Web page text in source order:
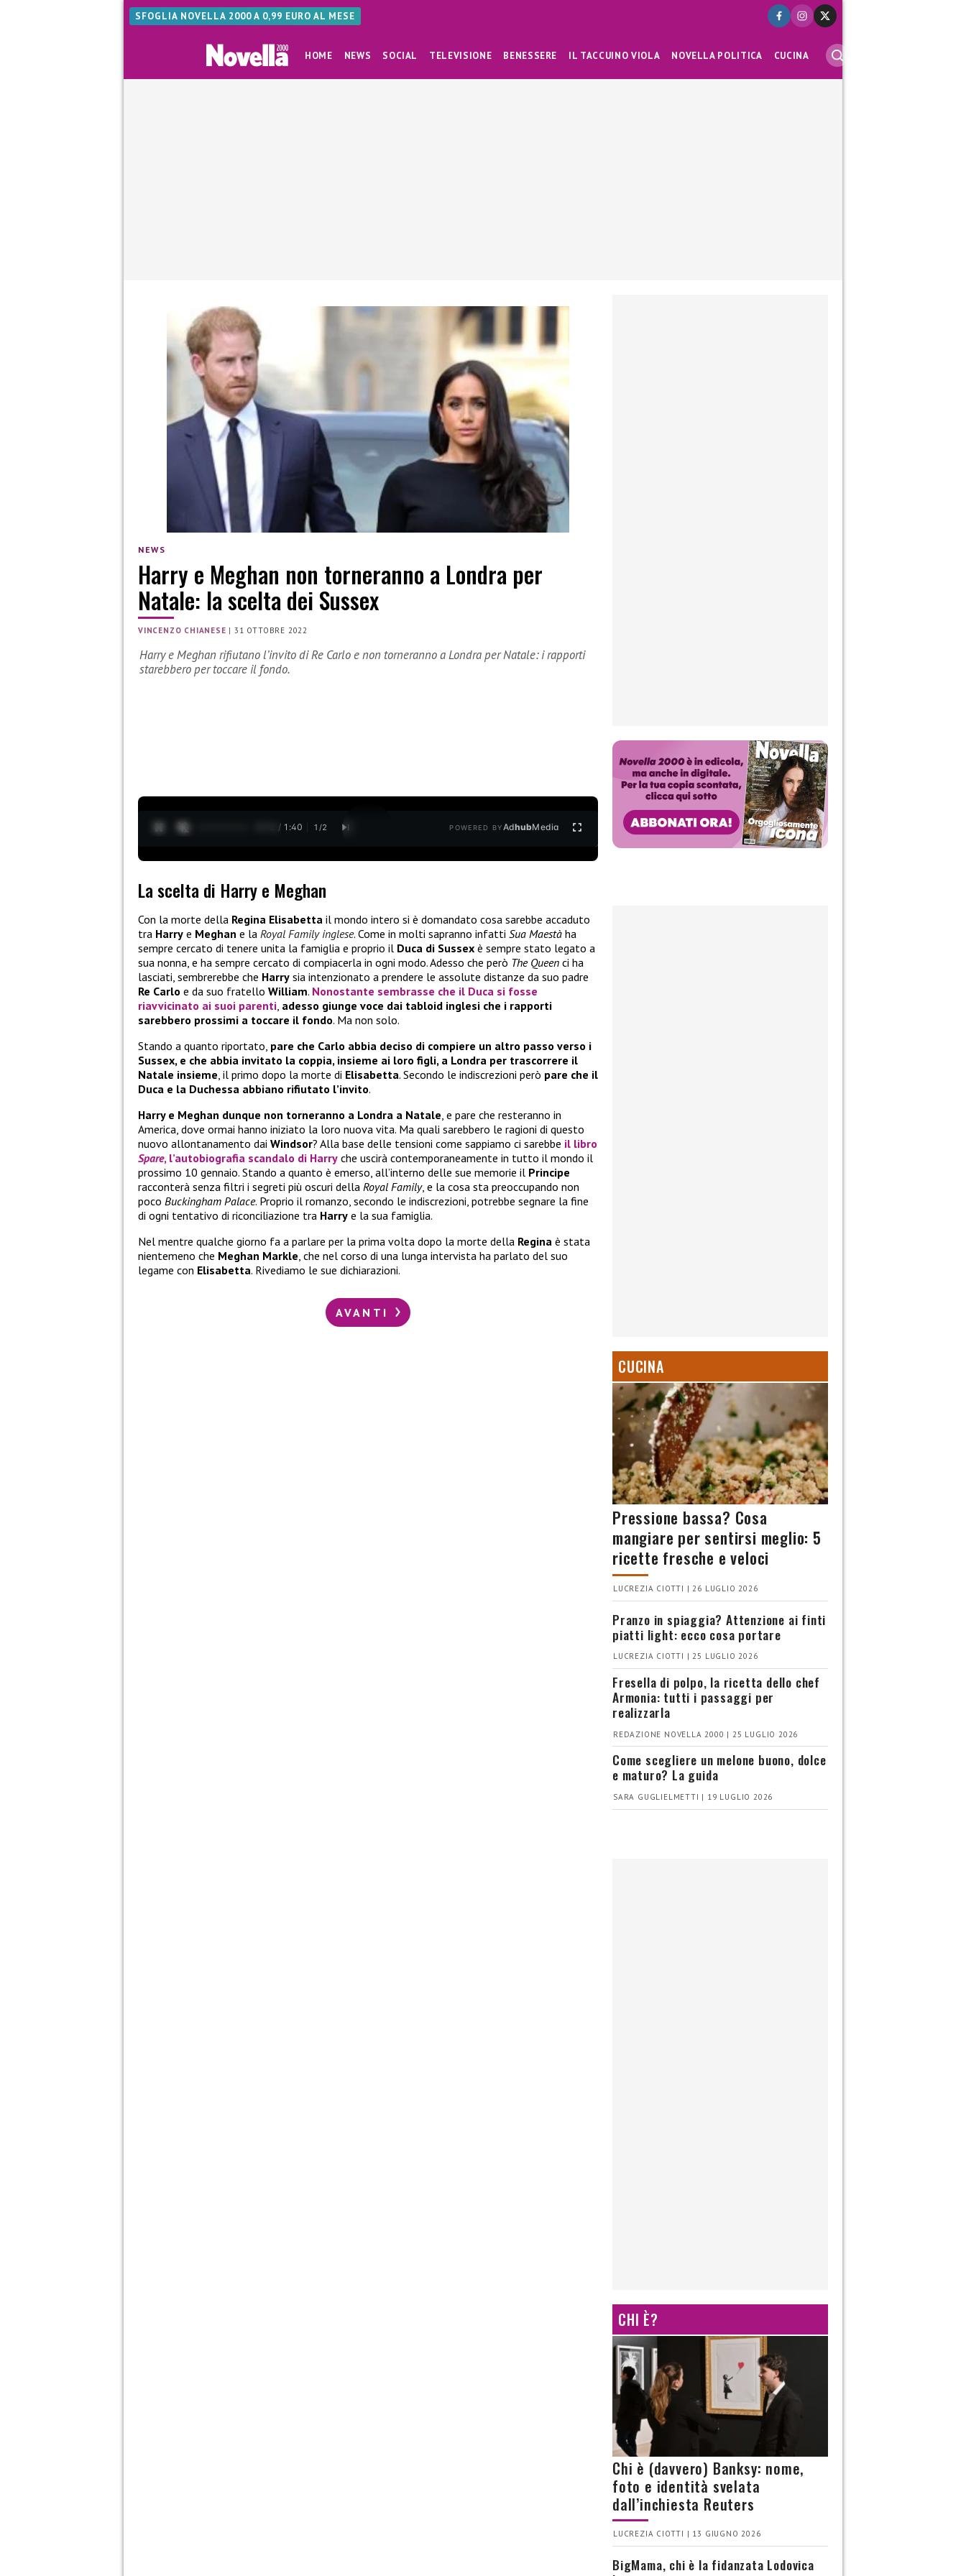
SFOGLIA NOVELLA 2000 A 0,99 EURO AL MESE
HOME NEWS SOCIAL TELEVISIONE BENESSERE IL TACCUINO VIOLA NOVELLA POLITICA CUCINA
NEWS
Harry e Meghan non torneranno a Londra per
Natale: la scelta dei Sussex
VINCENZO CHIANESE |31 OTTOBRE 2022
Harry e Meghan rifiutano l’invito di Re Carlo e non torneranno a Londra per Natale: i rapporti
starebbero per toccare il fondo.
0:13 / 1:40 1 /2 POWERED BYAdhubMedia
La scelta di Harry e Meghan
Con la morte della Regina Elisabetta il mondo intero si è domandato cosa sarebbe accaduto
tra Harry e Meghan e la Royal Family inglese. Come in molti sapranno infatti Sua Maestà ha
sempre cercato di tenere unita la famiglia e proprio il Duca di Sussex è sempre stato legato a
sua nonna, e ha sempre cercato di compiacerla in ogni modo. Adesso che però The Queen ci ha
lasciati, sembrerebbe che Harry sia intenzionato a prendere le assolute distanze da suo padre
Re Carlo e da suo fratello William. Nonostante sembrasse che il Duca si fosse
riavvicinato ai suoi parenti, adesso giunge voce dai tabloid inglesi che i rapporti
sarebbero prossimi a toccare il fondo. Ma non solo.
Stando a quanto riportato, pare che Carlo abbia deciso di compiere un altro passo verso i
Sussex, e che abbia invitato la coppia, insieme ai loro figli, a Londra per trascorrere il
Natale insieme, il primo dopo la morte di Elisabetta. Secondo le indiscrezioni però pare che il
Duca e la Duchessa abbiano rifiutato l’invito.
Harry e Meghan dunque non torneranno a Londra a Natale, e pare che resteranno in
America, dove ormai hanno iniziato la loro nuova vita. Ma quali sarebbero le ragioni di questo
nuovo allontanamento dai Windsor? Alla base delle tensioni come sappiamo ci sarebbe il libro
Spare, l’autobiografia scandalo di Harry che uscirà contemporaneamente in tutto il mondo il
prossimo 10 gennaio. Stando a quanto è emerso, all’interno delle sue memorie il Principe
racconterà senza filtri i segreti più oscuri della Royal Family, e la cosa sta preoccupando non
poco Buckingham Palace. Proprio il romanzo, secondo le indiscrezioni, potrebbe segnare la fine
di ogni tentativo di riconciliazione tra Harry e la sua famiglia.
Nel mentre qualche giorno fa a parlare per la prima volta dopo la morte della Regina è stata
nientemeno che Meghan Markle, che nel corso di una lunga intervista ha parlato del suo
legame con Elisabetta. Rivediamo le sue dichiarazioni.
AVANTI
CUCINA
Pressione bassa? Cosa
mangiare per sentirsi meglio: 5
ricette fresche e veloci
LUCREZIA CIOTTI | 26 LUGLIO 2026
Pranzo in spiaggia? Attenzione ai finti
piatti light: ecco cosa portare
LUCREZIA CIOTTI | 25 LUGLIO 2026
Fresella di polpo, la ricetta dello chef
Armonia: tutti i passaggi per
realizzarla
REDAZIONE NOVELLA 2000 | 25 LUGLIO 2026
Come scegliere un melone buono, dolce
e maturo? La guida
SARA GUGLIELMETTI | 19 LUGLIO 2026
CHI È?
Chi è (davvero) Banksy: nome,
foto e identità svelata
dall’inchiesta Reuters
LUCREZIA CIOTTI | 13 GIUGNO 2026
BigMama, chi è la fidanzata Lodovica